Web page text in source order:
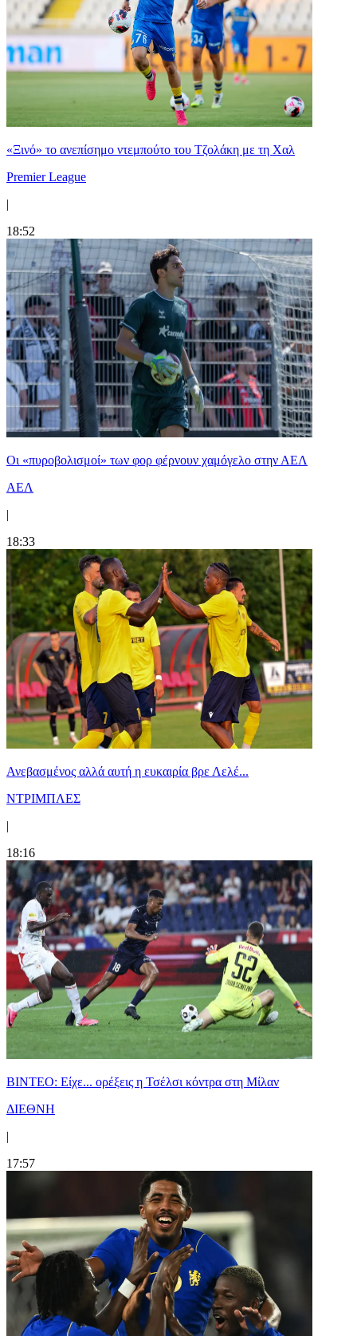
«Ξινό» το ανεπίσημο ντεμπούτο του Τζολάκη με τη Χαλ
Premier League
|
18:52
Οι «πυροβολισμοί» των φορ φέρνουν χαμόγελο στην ΑΕΛ
ΑΕΛ
|
18:33
Ανεβασμένος αλλά αυτή η ευκαιρία βρε Λελέ...
ΝΤΡΙΜΠΛΕΣ
|
18:16
BINTEO: Είχε... ορέξεις η Τσέλσι κόντρα στη Μίλαν
ΔΙΕΘΝΗ
|
17:57